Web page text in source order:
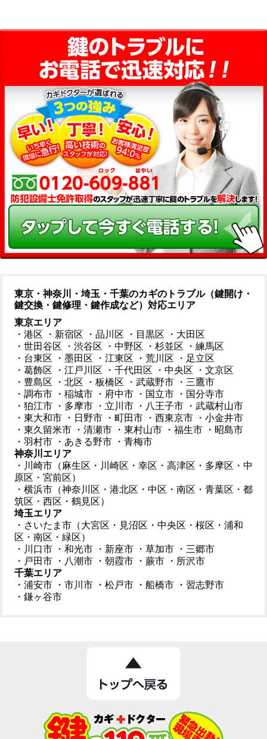
ブ
東京・神奈川・埼玉・千葉のカギのトラブル（鍵開け・
鍵交換・鍵修理・鍵作成など）対応エリア
東京エリア
・港区
・新宿区 ・品川区 ・目黒区
・大田区
・世田谷区
・渋谷区 ・中野区 ・杉並区
・練馬区
・台東区
・墨田区 ・江東区 ・荒川区
・足立区
・葛飾区
・江戸川区 ・千代田区 ・中央区
・文京区
・豊島区
・北区 ・板橋区 ・武蔵野市
・三鷹市
・調布市
・稲城市 ・府中市 ・国立市
・国分寺市
・狛江市
・多摩市 ・立川市 ・八王子市
・武蔵村山市
・東大和市
・日野市 ・町田市 ・西東京市
・小金井市
・東久留米市
・清瀬市 ・東村山市 ・福生市
・昭島市
・羽村市
・あきる野市
・青梅市
神奈川エリア
・川崎市（麻生区・川崎区・幸区・高津区・多摩区・中
原区・宮前区）
・横浜市（神奈川区・港北区・中区・南区・青葉区・都
筑区・西区・鶴見区）
埼玉エリア
・さいたま市（大宮区・見沼区・中央区・桜区・浦和
区・南区・緑区）
・川口市
・和光市 ・新座市 ・草加市
・三郷市
・戸田市
・八潮市 ・朝霞市 ・蕨市
・所沢市
千葉エリア
・浦安市
・市川市 ・松戸市 ・船橋市
・習志野市
・鎌ヶ谷市